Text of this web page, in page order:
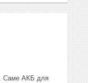
Саме АКБ для